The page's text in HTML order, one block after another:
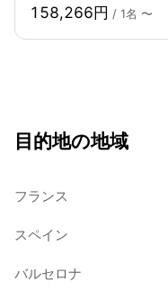
158,266円 / 1名 〜
目的地の地域
フランス
スペイン
バルセロナ